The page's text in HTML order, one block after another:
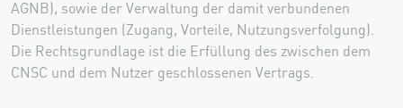
AGNB), sowie der Verwaltung der damit verbundenen
Dienstleistungen (Zugang, Vorteile, Nutzungsverfolgung).
Die Rechtsgrundlage ist die Erfüllung des zwischen dem
CNSC und dem Nutzer geschlossenen Vertrags.